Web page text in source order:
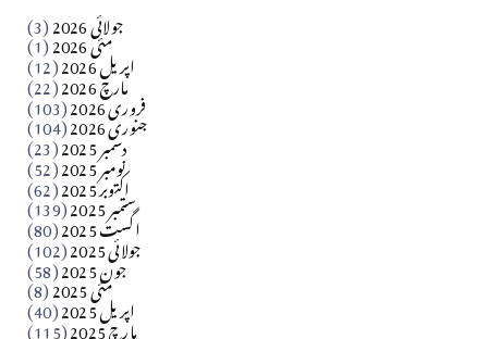
جولائی 2026 (3) مئی 2026 (1) اپریل 2026 (12) مارچ 2026 (22) فروری 2026 (103) جنوری 2026 (104) دسمبر 2025 (23) نومبر 2025 (52) اکتوبر 2025 (62) ستمبر 2025 (139) اگست 2025 (80) جولائی 2025 (102) جون 2025 (58) مئی 2025 (8) اپریل 2025 (40) مارچ 2025 (115)